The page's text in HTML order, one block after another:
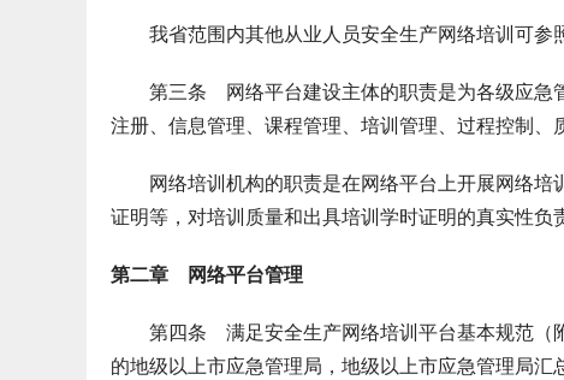
我省范围内其他从业人员安全生产网络培训可参
第三条 网络平台建设主体的职责是为各级应急
注册、信息管理、课程管理、培训管理、过程控制、
网络培训机构的职责是在网络平台上开展网络培
证明等，对培训质量和出具培训学时证明的真实性负
第二章 网络平台管理
第四条 满足安全生产网络培训平台基本规范（
的地级以上市应急管理局，地级以上市应急管理局